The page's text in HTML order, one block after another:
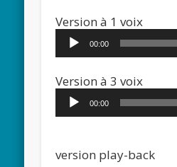
Version à 1 voixLecteur
00:00
Version à 3 voixLecteur
00:00
version play-back